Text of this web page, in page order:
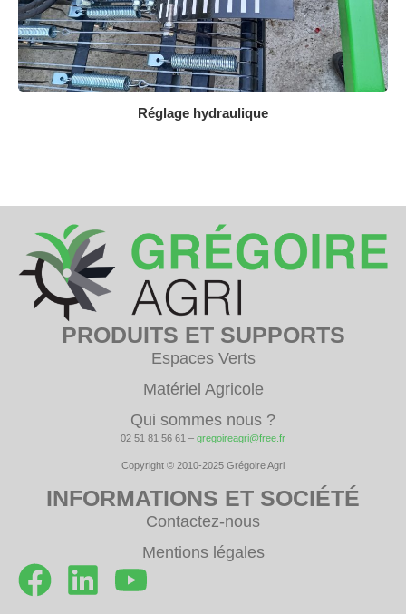
Réglage hydraulique
PRODUITS ET SUPPORTS
Espaces Verts
Matériel Agricole
Qui sommes nous ?
02 51 81 56 61 – gregoireagri@free.fr
Copyright © 2010-2025 Grégoire Agri
INFORMATIONS ET SOCIÉTÉ
Contactez-nous
Mentions légales